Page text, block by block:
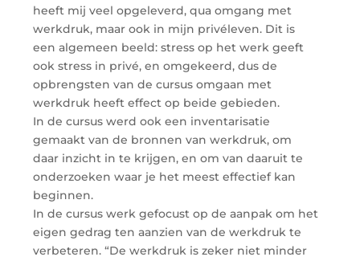
heeft mij veel opgeleverd, qua omgang met
werkdruk, maar ook in mijn privéleven. Dit is
een algemeen beeld: stress op het werk geeft
ook stress in privé, en omgekeerd, dus de
opbrengsten van de cursus omgaan met
werkdruk heeft effect op beide gebieden.
In de cursus werd ook een inventarisatie
gemaakt van de bronnen van werkdruk, om
daar inzicht in te krijgen, en om van daaruit te
onderzoeken waar je het meest effectief kan
beginnen.
In de cursus werk gefocust op de aanpak om het
eigen gedrag ten aanzien van de werkdruk te
verbeteren. “De werkdruk is zeker niet minder